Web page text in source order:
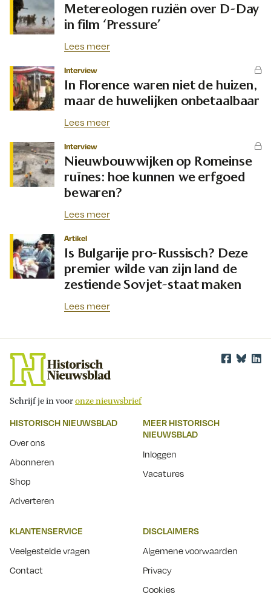
Metereologen ruziën over D-Day
in film ‘Pressure’
Lees meer
Interview
In Florence waren niet de huizen,
maar de huwelijken onbetaalbaar
Lees meer
Interview
Nieuwbouwwijken op Romeinse
ruïnes: hoe kunnen we erfgoed
bewaren?
Lees meer
Artikel
Is Bulgarije pro-Russisch? Deze
premier wilde van zijn land de
zestiende Sovjet-staat maken
Lees meer
Schrijf je in vooronze nieuwsbrief
HISTORISCH NIEUWSBLAD
Over ons
Abonneren
Shop
Adverteren
MEER HISTORISCH
NIEUWSBLAD
Inloggen
Vacatures
KLANTENSERVICE
Veelgestelde vragen
Contact
DISCLAIMERS
Algemene voorwaarden
Privacy
Cookies